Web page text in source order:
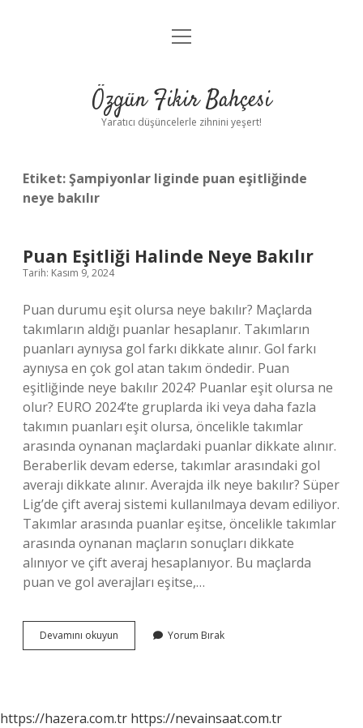
Anasayfa
Yasal Uyarı
menüyü
Özgün Fikir Bahçesi
Yaratıcı düşüncelerle zihnini yeşert!
Etiket:Şampiyonlar liginde puan eşitliğinde
neye bakılır
Puan Eşitliği Halinde Neye Bakılır
Tarih: Kasım 9, 2024
Puan durumu eşit olursa neye bakılır? Maçlarda
takımların aldığı puanlar hesaplanır. Takımların
puanları aynıysa gol farkı dikkate alınır. Gol farkı
aynıysa en çok gol atan takım öndedir. Puan
eşitliğinde neye bakılır 2024? Puanlar eşit olursa ne
olur? EURO 2024’te gruplarda iki veya daha fazla
takımın puanları eşit olursa, öncelikle takımlar
arasında oynanan maçlardaki puanlar dikkate alınır.
Beraberlik devam ederse, takımlar arasındaki gol
averajı dikkate alınır. Averajda ilk neye bakılır? Süper
Lig’de çift averaj sistemi kullanılmaya devam ediliyor.
Takımlar arasında puanlar eşitse, öncelikle takımlar
arasında oynanan maçların sonuçları dikkate
alınıyor ve çift averaj hesaplanıyor. Bu maçlarda
puan ve gol averajları eşitse,…
Devamını okuyun
Eşitliği
Yorum Bırak
https://hazera.com.tr https://nevainsaat.com.tr